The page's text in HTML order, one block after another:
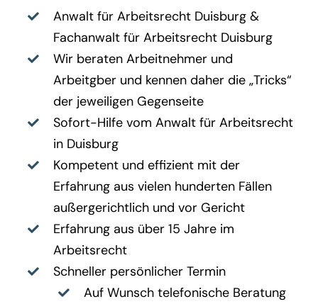
Anwalt für Arbeitsrecht Duisburg &
Fachanwalt für Arbeitsrecht Duisburg
Wir beraten Arbeitnehmer und
Arbeitgber und kennen daher die „Tricks“
der jeweiligen Gegenseite
Sofort-Hilfe vomAnwalt für Arbeitsrecht
in Duisburg
Kompetent und effizient mit der
Erfahrung aus vielen hunderten Fällen
außergerichtlich und vor Gericht
Erfahrung aus über 15 Jahre im
Arbeitsrecht
Schneller persönlicher Termin
Auf Wunsch telefonische Beratung